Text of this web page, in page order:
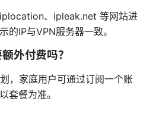
、ipleak.net 等网站进
的IP与VPN服务器一致。
外付费吗？
，家庭用户可通过订阅一个账
套餐为准。